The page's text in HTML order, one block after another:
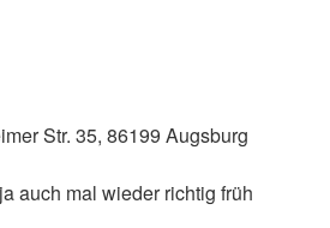
Str. 35, 86199 Augsburg
auch mal wieder richtig früh